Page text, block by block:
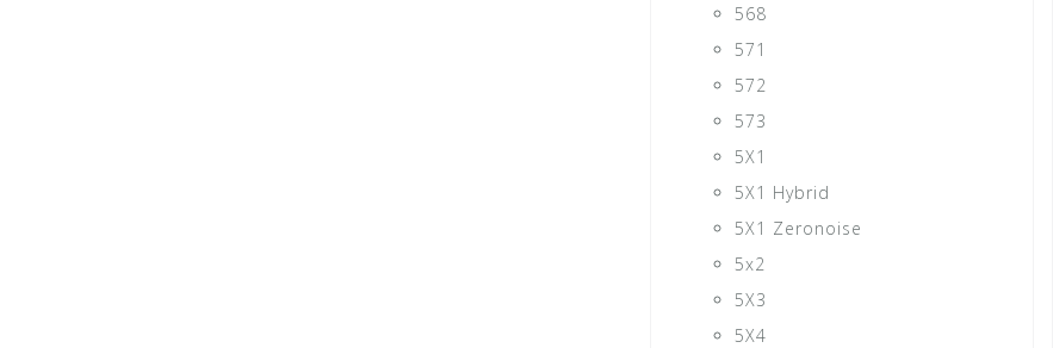
568
571
572
573
5X1
5X1 Hybrid
5X1 Zeronoise
5x2
5X3
5X4